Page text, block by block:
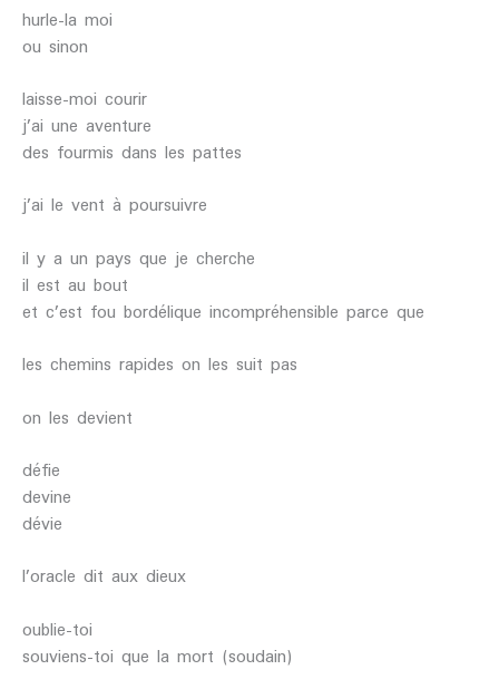
hurle-la moi
ou sinon
laisse-moi courir
j’ai une aventure
des fourmis dans les pattes
j’ai le vent à poursuivre
il y a un pays que je cherche
il est au bout
et c’est fou bordélique incompréhensible parce que
les chemins rapides on les suit pas
on les devient
défie
devine
dévie
l’oracle dit aux dieux
oublie-toi
souviens-toi que la mort (soudain)